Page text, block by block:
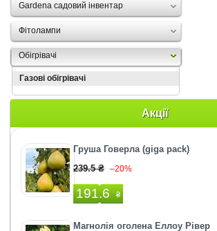
Gardena садовий інвентар
Фітолампи
Oбігрівачі
Газові обігрівачі
Акції
Груша Говерла (giga pack)
239.5 ₴ –20%
191.6 ₴
Магнолія оголена Еллоу Рівер